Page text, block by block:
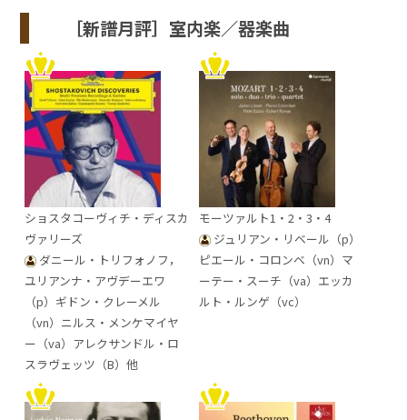
［新譜月評］室内楽／器楽曲
ショスタコーヴィチ・ディスカ
ヴァリーズ
ダニール・トリフォノフ，
ユリアンナ・アヴデーエワ
（p）ギドン・クレーメル
（vn）ニルス・メンケマイヤ
ー（va）アレクサンドル・ロ
スラヴェッツ（B）他
モーツァルト1・2・3・4
ジュリアン・リベール（p）
ピエール・コロンベ（vn）マ
ーテー・スーチ（va）エッカ
ルト・ルンゲ（vc）